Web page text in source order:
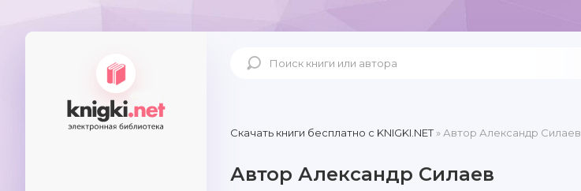
Скачать книги бесплатно c KNIGKI.NET» Автор Александр Силаев
Автор Александр Силаев